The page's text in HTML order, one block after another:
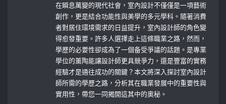
在瞬息萬變的現代社會，室內設計不僅僅是一項藝術
創作，更是結合功能性與美學的多元學科。隨著消費
者對居住環境需求的日益提升，室內設計師的角色變
得愈發重要。許多人選擇走上這條職業之路，然而，
學歷的必要性卻成為了一個备受爭議的話題。是專業
學位的薰陶能讓設計師更具競爭力，還是豐富的實務
經驗才是通往成功的關鍵？本文將深入探討室內設計
師所需的學歷之路，分析其在職業發展中的重要性與
實用性，帶您一同揭開這其中的奧秘。